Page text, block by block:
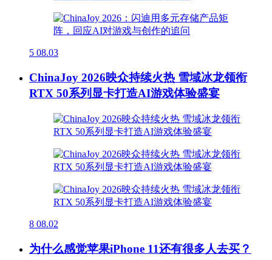
5 08.03
ChinaJoy 2026映众持续火热 雪域冰龙领衔
RTX 50系列显卡打造AI游戏体验盛宴
8 08.02
为什么感觉苹果iPhone 11还有很多人去买？